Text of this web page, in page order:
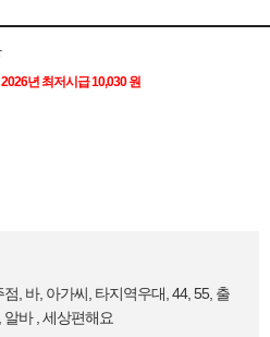
2026년 최저시급 10,030 원
, 바, 아가씨, 타지역우대, 44, 55, 출
바 , 세상편해요